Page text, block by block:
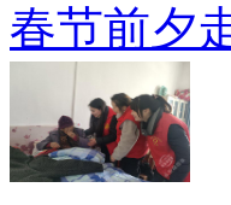
春节前夕